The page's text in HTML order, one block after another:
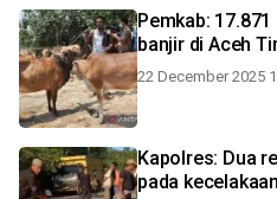
Pemkab:
banjir di Aceh
22 December 2025
Kapolres: Dua
pada